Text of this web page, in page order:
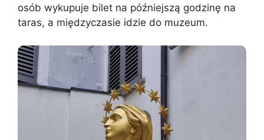
osób wykupuje bilet na późniejszą godzinę na
taras, a międzyczasie idzie do muzeum.